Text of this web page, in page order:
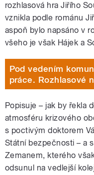
rozhlasová hra Jiřího
vznikla podle románu
aspoň bylo napsáno v
všeho je však Hájek a
Pod vedením
práce. Rozhlasové
Popisuje – jak by řekla
atmosféru krizového
s poctivým doktorem
Státní bezpečnosti – a
Zemanem, kterého
odsunul na vedlejší